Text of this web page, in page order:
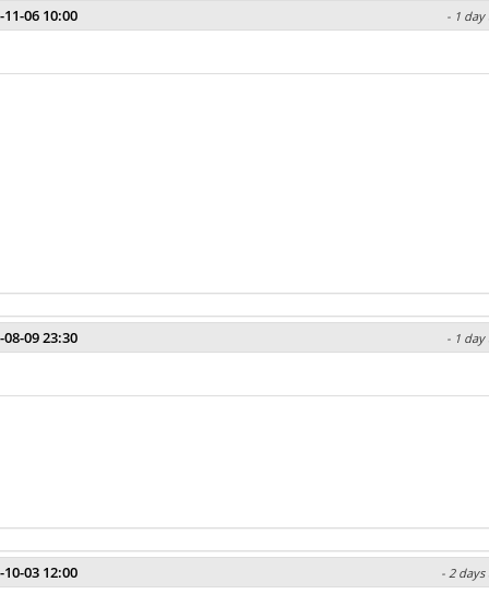
11-06 10:00 - 1 day
08-09 23:30 - 1 day
10-03 12:00 - 2 days